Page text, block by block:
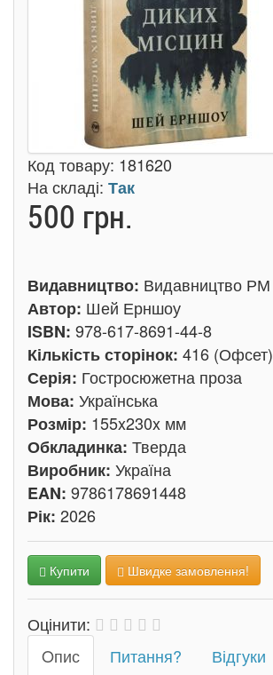
Код товару: 181620
На складі: Так
500 грн.
Видавництво: Видавництво РМ
Автор: Шей Ерншоу
ISBN: 978-617-8691-44-8
Кількість сторінок: 416 (Офсет)
Серія: Гостросюжетна проза
Мова: Українська
Розмір: 155x230x мм
Обкладинка: Тверда
Виробник: Україна
EAN: 9786178691448
Рік: 2026
Купити Швидке замовлення!
Оцінити:
Oпис
Питання?
Відгуки